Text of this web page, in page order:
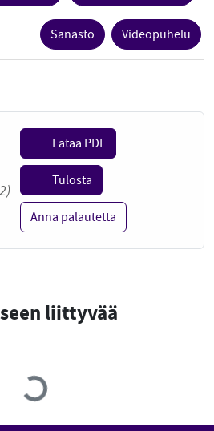
Sanasto Videopuhelu
Lataa PDF
Tulosta
Anna palautetta
liittyvää
Loading...